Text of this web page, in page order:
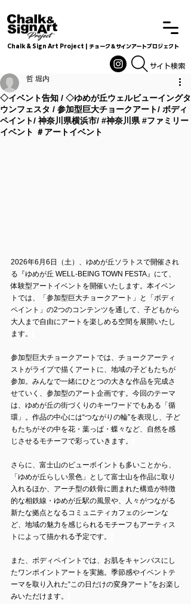
Chalk & Sign Art Project | チョーク＆サインアートプロジェクト
​​​サイト検索
◇イベント告知 / ◇ゆめが丘ウェルビューイングタ
ウンフェスタ / 参加型巨大チョークアート/ ボディ
ペイント/ 神奈川県横浜市/ #神奈川県 #ファミリー
イベント ＃アートイベント
哲 堀内
2026年6月6日（土）、ゆめが丘ソラトスで開催され
る『ゆめが丘 WELL-BEING TOWN FESTA』にて、
体験型アートイベントを開催いたします。本イベン
トでは、「参加型巨大チョークアート」と「ボディ
ペイント」の2つのコンテンツを通して、子どもから
大人まで自由にアートを楽しめる空間を展開いたし
ます。
参加型巨大チョークアートでは、チョークアーティ
ストがライブで描くアートに、地域の子どもたちが
参加。みんなで一緒にひとつの大きな作品を完成さ
せていく、参加型のアート企画です。今回のテーマ
は、ゆめが丘の街づくりのキーワードでもある「循
環」。作品の中心には“つながりの輪”を表現し、子ど
もたちがその中を花・葉っぱ・蝶々など、自然を感
じさせるモチーフで彩っていきます。
さらに、富士山のビューポイントも多いことから、
「ゆめが丘らしい景色」として富士山を作品に取り
入れるほか、アーチ型の鉄骨に囲まれた構造が特徴
的な相鉄線・ゆめが丘駅の風景や、人々がつながる
新たな拠点となるコミュニティカフェのシーンな
ど、地域の魅力を感じられるモチーフもアーティス
トによって描かれる予定です。
また、ボディペイントでは、お肌をキャンバスにし
たワンポイントアートを実施。季節感やイベントテ
ーマを取り入れた“この日だけの変身アート”をお楽し
みいただけます。